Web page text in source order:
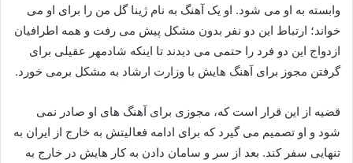
وابسته به او می شود. او یک آهنگ به نام ژینا گل من را برای او می
خواند؛ ارتباط این دو نفر بدون مشکل پیش می رفت و همه اطرافیان
ازدواج این دو فرد را حتمی می دیدند تا اینکه شادمهر عقیلی برای
گرفتن مجوز برای آهنگ هایش با وزارت ارشاد به مشکل برمی خورد.
قضیه از این قرار است که، مجوزی برای آهنگ های او صادر نمی
شود و او تصمیم می گیرد که برای ادامه فعالیتش به خارج از ایران به
تنهایی سفر کند. بعد از سر و سامان دادن به کار هایش در خارج به